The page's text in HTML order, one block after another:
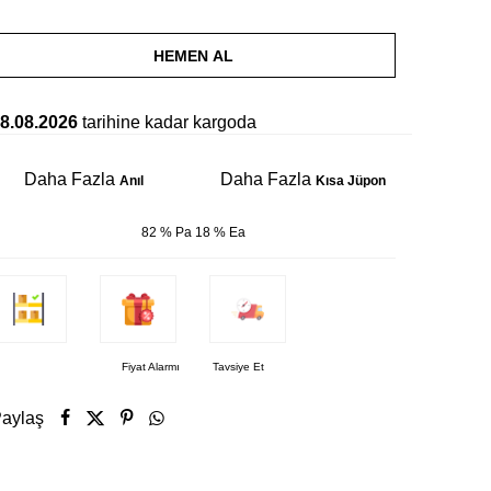
HEMEN AL
tarihine kadar kargoda
Daha Fazla Anıl Daha Fazla Kısa Jüpon
82 % Pa 18 % Ea
Fiyat Alarmı Tavsiye Et